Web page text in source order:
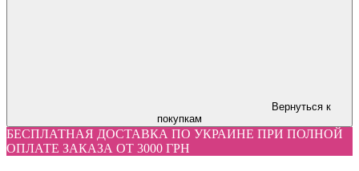
Вернуться к
покупкам
БЕСПЛАТНАЯ ДОСТАВКА ПО УКРАИНЕ ПРИ ПОЛНОЙ
ОПЛАТЕ ЗАКАЗА ОТ 3000 ГРН